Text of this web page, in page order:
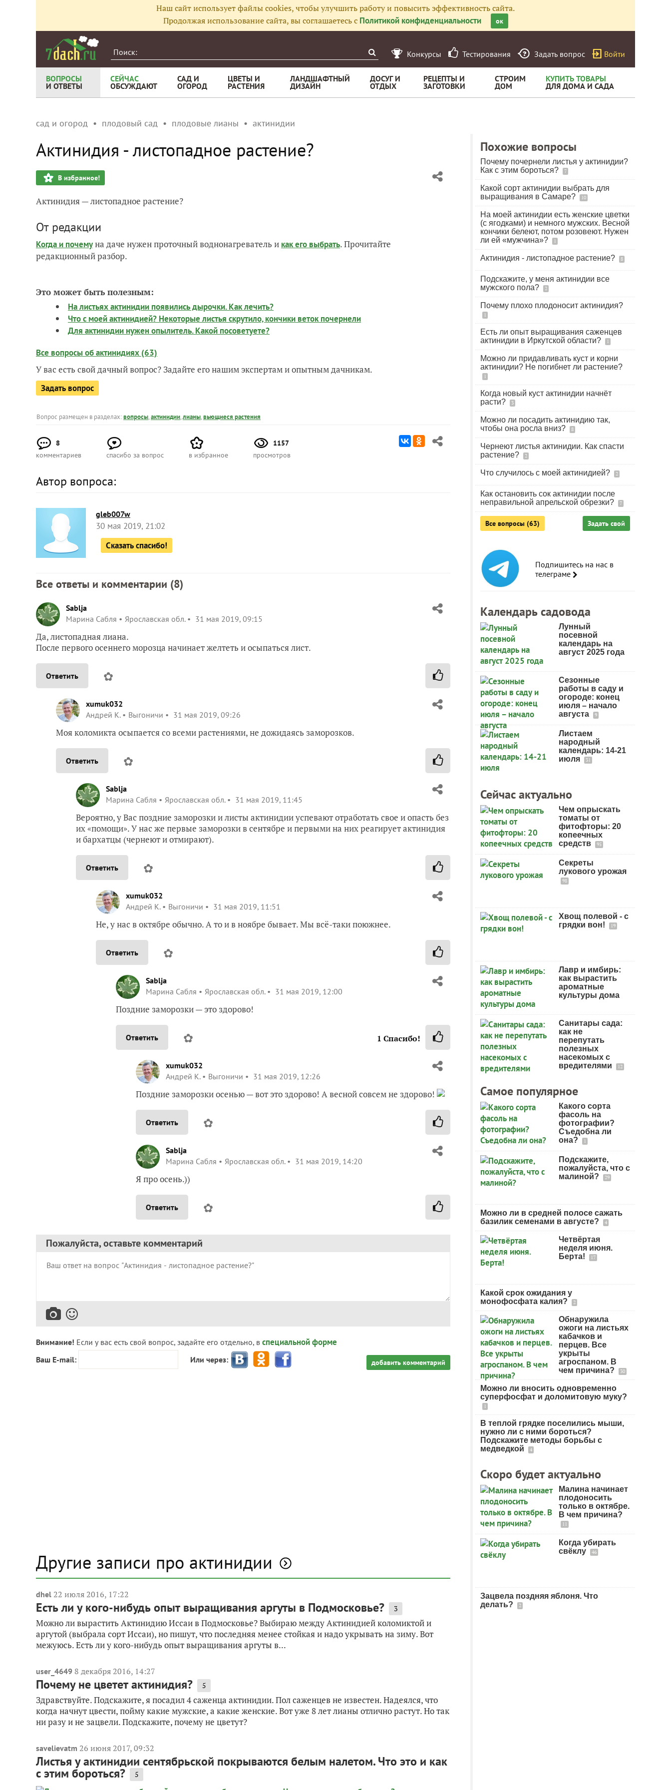
Наш сайт использует файлы cookies, чтобы улучшить работу и повысить эффективность сайта.
Продолжая использование сайта, вы соглашаетесь с Политикой конфиденциальности ок
Конкурсы Тестирования Задать вопрос Войти
ВОПРОСЫ
И ОТВЕТЫ
СЕЙЧАС
ОБСУЖДАЮТ
САД И
ОГОРОД
ЦВЕТЫ И
РАСТЕНИЯ
ЛАНДШАФТНЫЙ
ДИЗАЙН
ДОСУГ И
ОТДЫХ
РЕЦЕПТЫ И
ЗАГОТОВКИ
СТРОИМ
ДОМ
КУПИТЬ ТОВАРЫ
ДЛЯ ДОМА И САДА
сад и огород плодовый сад плодовые лианы актинидии
Актинидия - листопадное растение?
В избранное!
Актинидия — листопадное растение?
От редакции
Когда и почемуна даче нужен проточный воднонагреватель и как его выбрать. Прочитайте
редакционный разбор.
Это может быть полезным:
На листьях актинидии появились дырочки. Как лечить?
Что с моей актинидией? Некоторые листья скрутило, кончики веток почернели
Для актинидии нужен опылитель. Какой посоветуете?
Все вопросы об актинидиях (63)
У вас есть свой дачный вопрос? Задайте его нашим экспертам и опытным дачникам.
Задать вопрос
Вопрос размещен в разделах:вопросы,актинидии,лианы,вьющиеся растения
8
комментариев
спасибо за вопрос в избранное
1157
просмотров
Автор вопроса:
gleb007w
30 мая 2019, 21:02
Сказать спасибо!
Все ответы и комментарии (8)
Sablja
Марина Сабля
Ярославская обл. 31 мая 2019, 09:15
Да, листопадная лиана.
После первого осеннего морозца начинает желтеть и осыпаться лист.
Ответить ✿
xumuk032
Андрей К.
Выгоничи 31 мая 2019, 09:26
Моя коломикта осыпается со всеми растениями, не дожидаясь заморозков.
Ответить ✿
Sablja
Марина Сабля
Ярославская обл. 31 мая 2019, 11:45
Вероятно, у Вас поздние заморозки и листы актинидии успевают отработать свое и опасть без
их «помощи». У нас же первые заморозки в сентябре и первыми на них реагирует актинидия
и бархатцы (чернеют и отмирают).
Ответить ✿
xumuk032
Андрей К.
Выгоничи 31 мая 2019, 11:51
Не, у нас в октябре обычно. А то и в ноябре бывает. Мы всё-таки поюжнее.
Ответить ✿
Sablja
Марина Сабля
Ярославская обл. 31 мая 2019, 12:00
Поздние заморозки — это здорово!
Ответить ✿ 1 Спасибо!
xumuk032
Андрей К.
Выгоничи 31 мая 2019, 12:26
Поздние заморозки осенью — вот это здорово! А весной совсем не здорово!
Ответить ✿
Sablja
Марина Сабля
Ярославская обл. 31 мая 2019, 14:20
Я про осень.))
Ответить ✿
Пожалуйста, оставьте комментарий
Внимание! Если у вас есть свой вопрос, задайте его отдельно, в специальной форме
Ваш E-mail: Или через: добавить комментарий
Другие записи про актинидии
dhel 22 июля 2016, 17:22
Есть ли у кого-нибудь опыт выращивания аргуты в Подмосковье? 3
Можно ли вырастить Актинидию Иссаи в Подмосковье? Выбираю между Актинидией коломиктой и
аргутой (выбрала сорт Иссаи), но пишут, что последняя менее стойкая и надо укрывать на зиму. Вот
межуюсь. Есть ли у кого-нибудь опыт выращивания аргуты в...
user_4649 8 декабря 2016, 14:27
Почему не цветет актинидия? 5
Здравствуйте. Подскажите, я посадил 4 саженца актинидии. Пол саженцев не известен. Надеялся, что
когда начнут цвести, пойму какие мужские, а какие женские. Вот уже 8 лет лианы отлично растут. Но так
ни разу и не зацвели. Подскажите, почему не цветут?
savelievatm 26 июня 2017, 09:32
Листья у актинидии сентябрьской покрываются белым налетом. Что это и как
с этим бороться? 5
Похожие вопросы
Почему почернели листья у актинидии?
Как с этим бороться?
7
Какой сорт актинидии выбрать для
выращивания в Самаре?
10
На моей актинидии есть женские цветки
(с ягодками) и немного мужских. Весной
кончики белеют, потом розовеют. Нужен
ли ей «мужчина»?
1
Актинидия - листопадное растение? 8
Подскажите, у меня актинидии все
мужского пола?
2
Почему плохо плодоносит актинидия?
1
Есть ли опыт выращивания саженцев
актинидии в Иркутской области?
1
Можно ли придавливать куст и корни
актинидии? Не погибнет ли растение?
1
Когда новый куст актинидии начнёт
расти?
3
Можно ли посадить актинидию так,
чтобы она росла вниз?
8
Чернеют листья актинидии. Как спасти
растение?
2
Что случилось с моей актинидией? 2
Как остановить сок актинидии после
неправильной апрельской обрезки?
7
Все вопросы (63) Задать свой
Подпишитесь на нас в
телеграме
Календарь садовода
Лунный
посевной
календарь на
август 2025 года
Сезонные
работы в саду и
огороде: конец
июля – начало
августа
9
Листаем
народный
календарь: 14-21
июля
31
Сейчас актуально
Чем опрыскать
томаты от
фитофторы: 20
копеечных
средств
95
Секреты
лукового урожая
98
Хвощ полевой - с
грядки вон!
19
Лавр и имбирь:
как вырастить
ароматные
культуры дома
Санитары сада:
как не
перепутать
полезных
насекомых с
вредителями
12
Самое популярное
Какого сорта
фасоль на
фотографии?
Съедобна ли
она?
1
Подскажите,
пожалуйста, что с
малиной?
29
Можно ли в средней полосе сажать
базилик семенами в августе?
4
Четвёртая
неделя июня.
Берта!
17
Какой срок ожидания у
монофосфата калия?
2
Обнаружила
ожоги на листьях
кабачков и
перцев. Все
укрыты
агроспаном. В
чем причина?
30
Можно ли вносить одновременно
суперфосфат и доломитовую муку?
1
В теплой грядке поселились мыши,
нужно ли с ними бороться?
Подскажите методы борьбы с
медведкой
4
Скоро будет актуально
Малина начинает
плодоносить
только в октябре.
В чем причина?
11
Когда убирать
свёклу
46
Зацвела поздняя яблоня. Что
делать?
2